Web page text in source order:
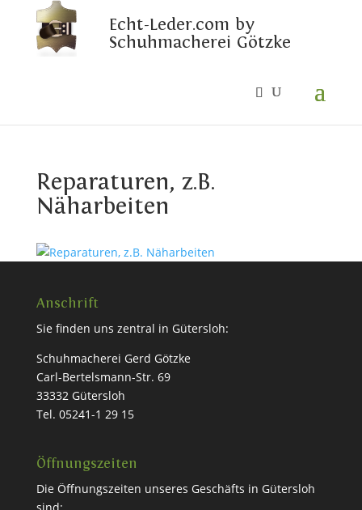
Echt-Leder.com by
Schuhmacherei Götzke
Reparaturen, z.B.
Näharbeiten
Anschrift
Sie finden uns zentral in Gütersloh:
Schuhmacherei Gerd Götzke
Carl-Bertelsmann-Str. 69
33332 Gütersloh
Tel. 05241-1 29 15
Öffnungszeiten
Die Öffnungszeiten unseres Geschäfts in Gütersloh